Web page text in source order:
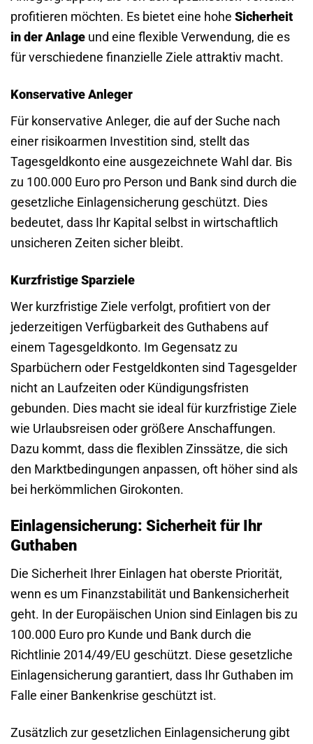
profitieren möchten. Es bietet eine hohe Sicherheit
in der Anlage und eine flexible Verwendung, die es
für verschiedene finanzielle Ziele attraktiv macht.
Konservative Anleger
Für konservative Anleger, die auf der Suche nach
einer risikoarmen Investition sind, stellt das
Tagesgeldkonto eine ausgezeichnete Wahl dar. Bis
zu 100.000 Euro pro Person und Bank sind durch die
gesetzliche Einlagensicherung geschützt. Dies
bedeutet, dass Ihr Kapital selbst in wirtschaftlich
unsicheren Zeiten sicher bleibt.
Kurzfristige Sparziele
Wer kurzfristige Ziele verfolgt, profitiert von der
jederzeitigen Verfügbarkeit des Guthabens auf
einem Tagesgeldkonto. Im Gegensatz zu
Sparbüchern oder Festgeldkonten sind Tagesgelder
nicht an Laufzeiten oder Kündigungsfristen
gebunden. Dies macht sie ideal für kurzfristige Ziele
wie Urlaubsreisen oder größere Anschaffungen.
Dazu kommt, dass die flexiblen Zinssätze, die sich
den Marktbedingungen anpassen, oft höher sind als
bei herkömmlichen Girokonten.
Einlagensicherung: Sicherheit für Ihr
Guthaben
Die Sicherheit Ihrer Einlagen hat oberste Priorität,
wenn es um Finanzstabilität und Bankensicherheit
geht. In der Europäischen Union sind Einlagen bis zu
100.000 Euro pro Kunde und Bank durch die
Richtlinie 2014/49/EU geschützt. Diese gesetzliche
Einlagensicherung garantiert, dass Ihr Guthaben im
Falle einer Bankenkrise geschützt ist.
Zusätzlich zur gesetzlichen Einlagensicherung gibt